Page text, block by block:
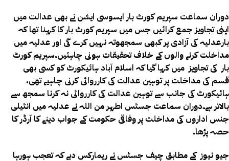
دوران سماعت سپریم کورٹ بار ایسوسی ایشن نے بھی عدالت میں
اپنی تجاویز جمع کرائیں جس میں سپریم کورٹ بار کا کہنا تھا کہ
بارعدلیہ کی آزادی پر کبھی سمجھوتہ نہیں کرے گی اور عدلیہ میں
مداخلت کرنے والوں کے خلاف تحقیقات ہونی چاہئیں۔سپریم کورٹ
بار کی تجاویز میں کہا گیا کہ اسلام آباد ہائیکورٹ کو کسی بھی
قسم کی مداخلت پر توہین عدالت کی کارروائی کرنی چاہیے تھی،
ہائیکورٹ کی جانب سے توہین عدالت کی کارروائی نہ کرنا سمجھ سے
بالاتر ہے۔دوران سماعت جسٹس اطہر من اللہ نے عدلیہ میں انٹیلی
جنس اداروں کی مداخلت پر وفاقی حکومت کے جواب دینے کا آرڈر کا
حصہ پڑھا۔